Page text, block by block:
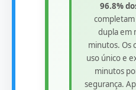
96.8%
completam
dupla em
minutos. Os
uso único e
minutos
segurança.